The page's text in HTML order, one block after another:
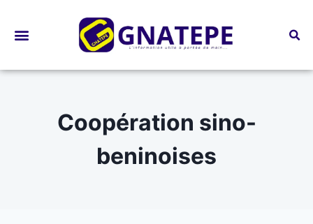
Coopération sino-
beninoises